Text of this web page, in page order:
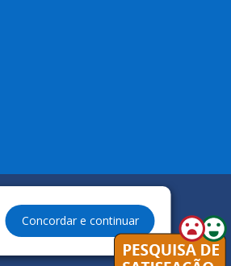
de Anapurus
Concordar e continuar